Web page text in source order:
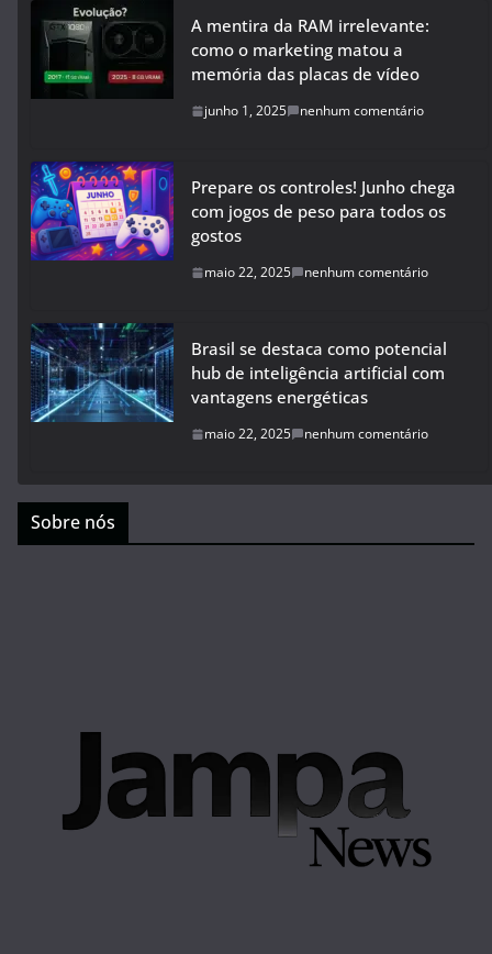
A mentira da RAM irrelevante:
como o marketing matou a
memória das placas de vídeo
junho 1, 2025 nenhum comentário
Prepare os controles! Junho chega
com jogos de peso para todos os
gostos
maio 22, 2025 nenhum comentário
Brasil se destaca como potencial
hub de inteligência artificial com
vantagens energéticas
maio 22, 2025 nenhum comentário
Sobre nós